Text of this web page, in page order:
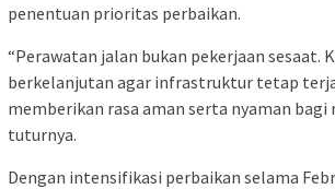
penentuan prioritas perbaikan.
“Perawatan jalan bukan pekerjaan sesaat.
berkelanjutan agar infrastruktur tetap
memberikan rasa aman serta nyaman bagi
tuturnya.
Dengan intensifikasi perbaikan selama